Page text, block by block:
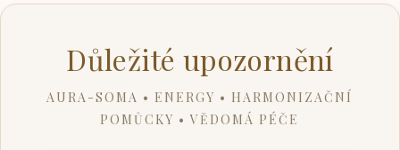
Důležité upozornění
AURA-SOMA • ENERGY • HARMONIZAČNÍ
POMŮCKY • VĚDOMÁ PÉČE